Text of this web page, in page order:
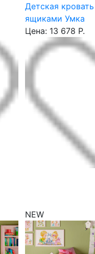
Детская
ящиками Умка
Цена: 13 678 Р.
NEW